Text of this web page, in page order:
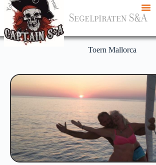
Segelpiraten S&A
Toern Mallorca